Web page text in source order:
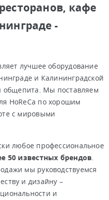
кафе
-
лучшее оборудование
и Калининградской
общепита. Мы поставляем
HoReCa по хорошим
с мировыми
любое профессиональное
50 известных брендов.
мы руководствуемся
и дизайну –
и